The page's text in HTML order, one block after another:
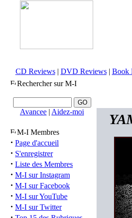
CD Reviews| DVD Reviews| Book
Rechercher sur M-I
Avancee | Aidez-moi
M-I Membres
· Page d'accueil
· S'enregistrer
· Liste des Membres
· M-I sur Instagram
· M-I sur Facebook
· M-I sur YouTube
· M-I sur Twitter